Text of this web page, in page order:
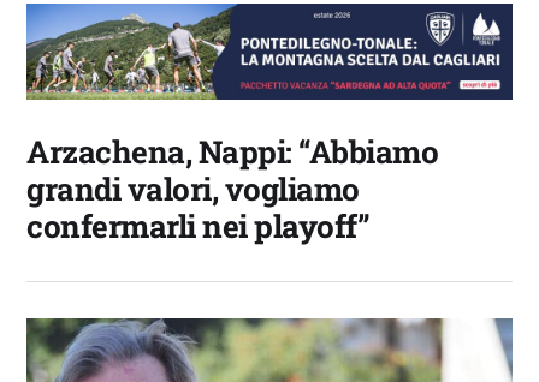
Arzachena, Nappi: “Abbiamo
grandi valori, vogliamo
confermarli nei playoff”